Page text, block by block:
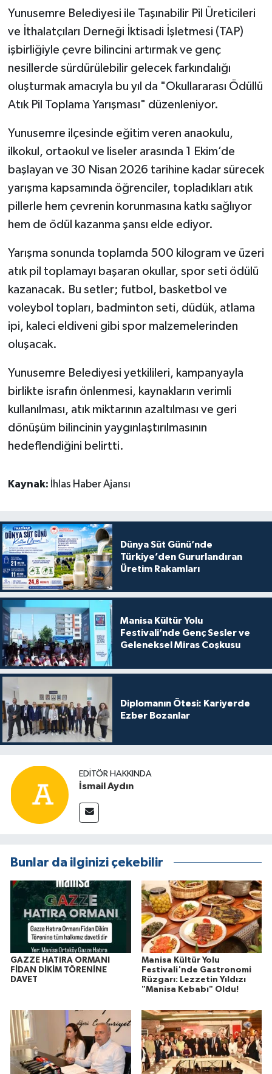
Yunusemre Belediyesi ile Taşınabilir Pil Üreticileri
ve İthalatçıları Derneği İktisadi İşletmesi (TAP)
işbirliğiyle çevre bilincini artırmak ve genç
nesillerde sürdürülebilir gelecek farkındalığı
oluşturmak amacıyla bu yıl da "Okullararası Ödüllü
Atık Pil Toplama Yarışması" düzenleniyor.
Yunusemre ilçesinde eğitim veren anaokulu,
ilkokul, ortaokul ve liseler arasında 1 Ekim’de
başlayan ve 30 Nisan 2026 tarihine kadar sürecek
yarışma kapsamında öğrenciler, topladıkları atık
pillerle hem çevrenin korunmasına katkı sağlıyor
hem de ödül kazanma şansı elde ediyor.
Yarışma sonunda toplamda 500 kilogram ve üzeri
atık pil toplamayı başaran okullar, spor seti ödülü
kazanacak. Bu setler; futbol, basketbol ve
voleybol topları, badminton seti, düdük, atlama
ipi, kaleci eldiveni gibi spor malzemelerinden
oluşacak.
Yunusemre Belediyesi yetkilileri, kampanyayla
birlikte israfın önlenmesi, kaynakların verimli
kullanılması, atık miktarının azaltılması ve geri
dönüşüm bilincinin yaygınlaştırılmasının
hedeflendiğini belirtti.
Kaynak: İhlas Haber Ajansı
Dünya Süt Günü’nde
Türkiye’den Gururlandıran
Üretim Rakamları
Manisa Kültür Yolu
Festivali’nde Genç Sesler ve
Geleneksel Miras Coşkusu
Diplomanın Ötesi: Kariyerde
Ezber Bozanlar
EDITÖR HAKKINDA
İsmail Aydın
Bunlar da ilginizi çekebilir
GAZZE HATIRA ORMANI
FİDAN DİKİM TÖRENİNE
DAVET
Manisa Kültür Yolu
Festivali'nde Gastronomi
Rüzgarı: Lezzetin Yıldızı
"Manisa Kebabı" Oldu!